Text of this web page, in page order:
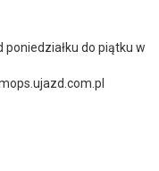
poniedziałku do piątku w